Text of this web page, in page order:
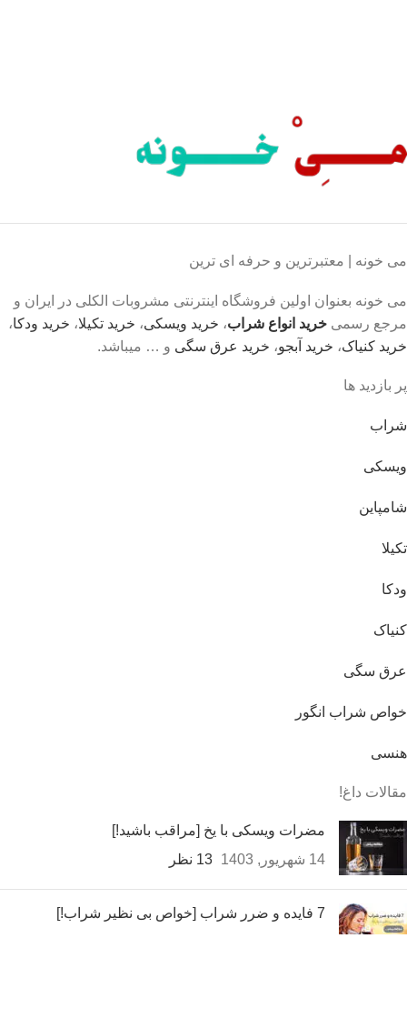
می خونه | معتبرترین و حرفه ای ترین
می خونه بعنوان اولین فروشگاه اینترنتی مشروبات الکلی در ایران و
مرجع رسمی خرید انواع شراب، خرید ویسکی، خرید تکیلا، خرید ودکا،
خرید کنیاک، خرید آبجو، خرید عرق سگی و … میباشد.
پر بازدید ها
شراب
ویسکی
شامپاین
تکیلا
ودکا
کنیاک
عرق سگی
خواص شراب انگور
هنسی
مقالات داغ!
مضرات ویسکی با یخ [مراقب باشید!]
14 شهریور, 1403
13 نظر
7 فایده و ضرر شراب [خواص بی نظیر شراب!]